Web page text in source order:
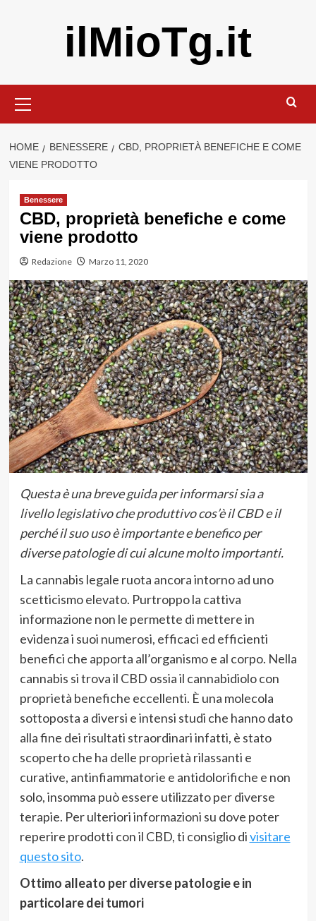
ilMioTg.it
principale
HOME BENESSERE
CBD, PROPRIETÀ BENEFICHE E COME
VIENE PRODOTTO
Benessere
CBD, proprietà benefiche e come
viene prodotto
Redazione Marzo 11, 2020
Questa è una breve guida per informarsi sia a
livello legislativo che produttivo cos’è il CBD e il
perché il suo uso è importante e benefico per
diverse patologie di cui alcune molto importanti.
La cannabis legale ruota ancora intorno ad uno
scetticismo elevato. Purtroppo la cattiva
informazione non le permette di mettere in
evidenza i suoi numerosi, efficaci ed efficienti
benefici che apporta all’organismo e al corpo. Nella
cannabis si trova il CBD ossia il cannabidiolo con
proprietà benefiche eccellenti. È una molecola
sottoposta a diversi e intensi studi che hanno dato
alla fine dei risultati straordinari infatti, è stato
scoperto che ha delle proprietà rilassanti e
curative, antinfiammatorie e antidolorifiche e non
solo, insomma può essere utilizzato per diverse
terapie. Per ulteriori informazioni su dove poter
reperire prodotti con il CBD, ti consiglio divisitare
questo sito.
Ottimo alleato per diverse patologie e in
particolare dei tumori